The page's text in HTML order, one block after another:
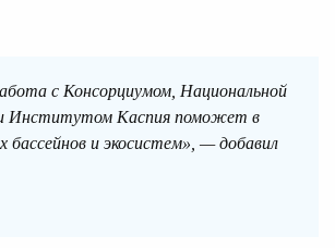
с Консорциумом, Национальной
Институтом Каспия поможет в
бассейнов и экосистем», — добавил